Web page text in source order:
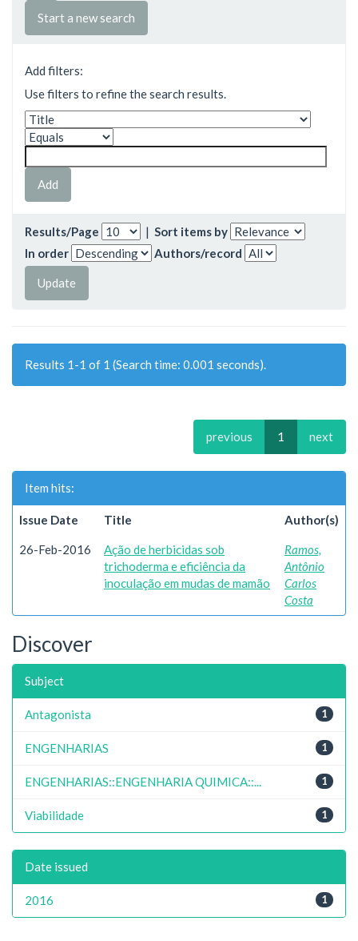
Start a new search
Add filters:
Use filters to refine the search results.
Results/Page | Sort items by
In order
Authors/record
Results 1-1 of 1 (Search time: 0.001 seconds).
previous 1 next
Item hits:
Issue Date Title Author(s)
26-Feb-2016
Ação de herbicidas sob
trichoderma e eficiência da
inoculação em mudas de mamão
Ramos,
Antônio
Carlos
Costa
Discover
Subject
1
Antagonista
1
ENGENHARIAS
1
ENGENHARIAS::ENGENHARIA QUIMICA::...
1
Viabilidade
Date issued
1
2016